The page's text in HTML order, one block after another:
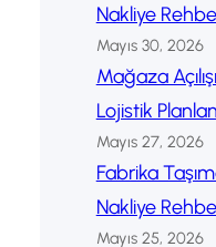
Nakliye
Mayıs 30, 2026
Mağaza
Lojistik
Mayıs 27, 2026
Fabrika
Nakliye
Mayıs 25, 2026